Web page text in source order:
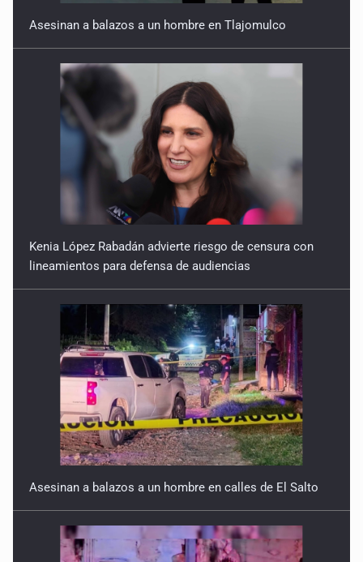
Asesinan a balazos a un hombre en Tlajomulco
Kenia López Rabadán advierte riesgo de censura con
lineamientos para defensa de audiencias
Asesinan a balazos a un hombre en calles de El Salto